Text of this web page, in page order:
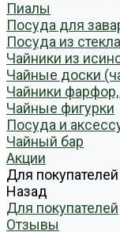
Пиалы
Посуда для
Посуда из стекла
Чайники из
Чайные доски
Чайники
Чайные фигурки
Посуда и
Чайный бар
Акции
Для покупателей
Назад
Для покупателей
Отзывы